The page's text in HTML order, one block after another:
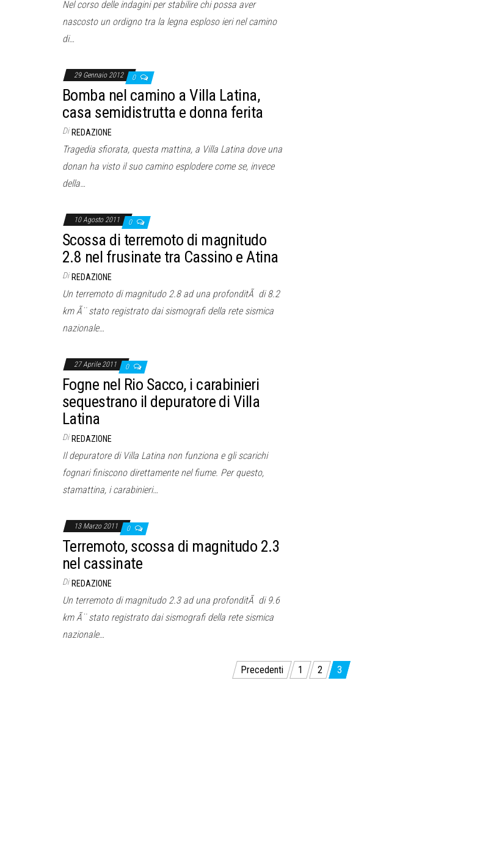
Nel corso delle indagini per stabilire chi possa aver
nascosto un ordigno tra la legna esploso ieri nel camino
di…
29 Gennaio 2012 0
Bomba nel camino a Villa Latina,
casa semidistrutta e donna ferita
Di REDAZIONE
Tragedia sfiorata, questa mattina, a Villa Latina dove una
donan ha visto il suo camino esplodere come se, invece
della…
10 Agosto 2011 0
Scossa di terremoto di magnitudo
2.8 nel frusinate tra Cassino e Atina
Di REDAZIONE
Un terremoto di magnitudo 2.8 ad una profonditÃ di 8.2
km Ã¨ stato registrato dai sismografi della rete sismica
nazionale…
27 Aprile 2011 0
Fogne nel Rio Sacco, i carabinieri
sequestrano il depuratore di Villa
Latina
Di REDAZIONE
Il depuratore di Villa Latina non funziona e gli scarichi
fognari finiscono direttamente nel fiume. Per questo,
stamattina, i carabinieri…
13 Marzo 2011 0
Terremoto, scossa di magnitudo 2.3
nel cassinate
Di REDAZIONE
Un terremoto di magnitudo 2.3 ad una profonditÃ di 9.6
km Ã¨ stato registrato dai sismografi della rete sismica
nazionale…
Precedenti 1 2 3